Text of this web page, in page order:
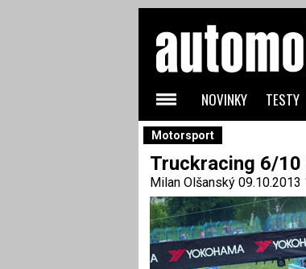
Motorsport
Truckracing 6/10
Milan Olšanský09.10.2013
NOVINKY TESTY